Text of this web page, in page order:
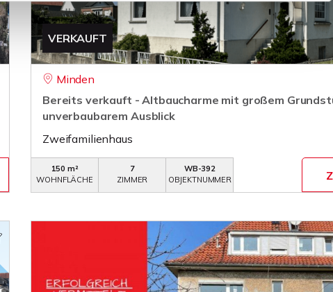
VERKAUFT
Minden
Bereits verkauft - Altbaucharme mit großem
unverbaubarem Ausblick
Zweifamilienhaus
150 m²
WOHNFLÄCHE
7
ZIMMER
WB-392
OBJEKTNUMMER